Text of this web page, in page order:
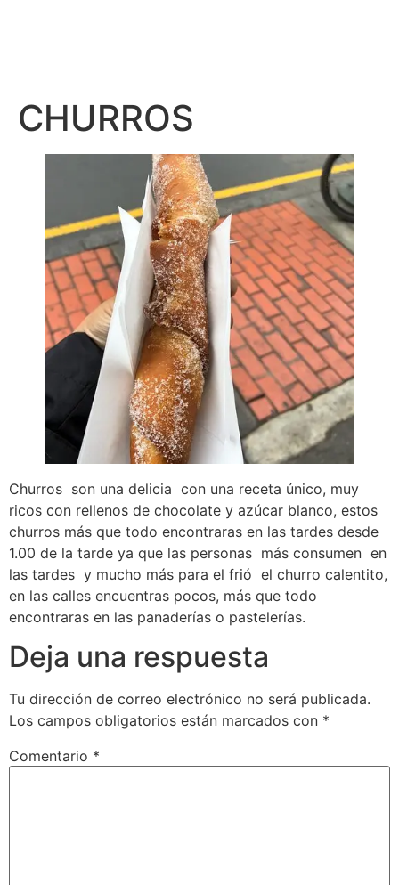
CHURROS
Churros son una delicia con una receta único, muy
ricos con rellenos de chocolate y azúcar blanco, estos
churros más que todo encontraras en las tardes desde
1.00 de la tarde ya que las personas más consumen en
las tardes y mucho más para el frió el churro calentito,
en las calles encuentras pocos, más que todo
encontraras en las panaderías o pastelerías.
Deja una respuesta
Tu dirección de correo electrónico no será publicada.
Los campos obligatorios están marcados con *
Comentario *